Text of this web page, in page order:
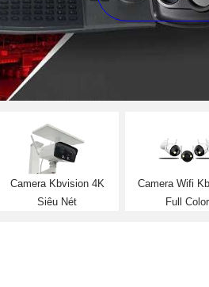
Camera Kbvision 4K
Siêu Nét
Camera Wifi
Full Color